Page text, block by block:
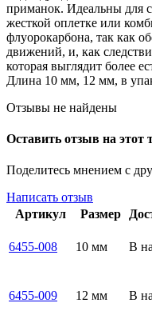
приманок. Идеальны для
жесткой оплетке или
флуорокарбона, так как
движений, и, как
которая выглядит более
Длина 10 мм, 12 мм, в
Отзывы не найдены
Оставить отзыв на этот
Поделитесь мнением с
Написать отзыв
Артикул
Размер
6455-008 10 мм В
6455-009 12 мм В